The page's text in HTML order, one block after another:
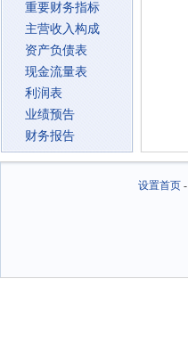
重要财务指标
主营收入构成
资产负债表
现金流量表
利润表
业绩预告
财务报告
设置首页-